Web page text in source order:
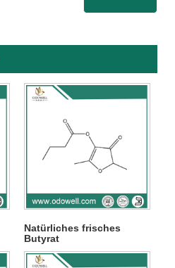
Natürliches frisches
Butyrat